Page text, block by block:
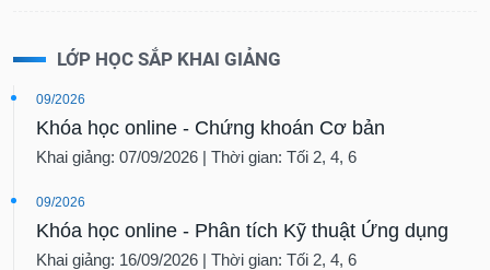
LỚP HỌC SẮP KHAI GIẢNG
09/2026
Khóa học online - Chứng khoán Cơ bản
Khai giảng: 07/09/2026 | Thời gian: Tối 2, 4, 6
09/2026
Khóa học online - Phân tích Kỹ thuật Ứng dụng
Khai giảng: 16/09/2026 | Thời gian: Tối 2, 4, 6